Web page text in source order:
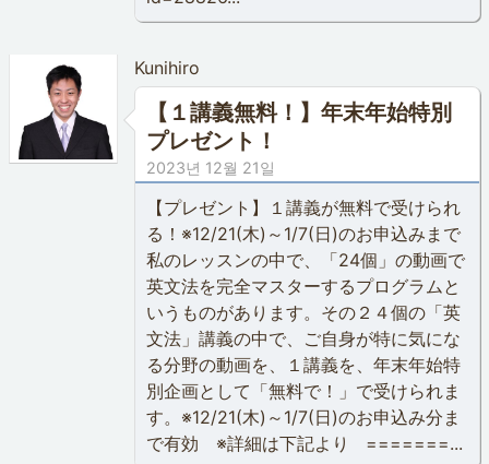
Kunihiro
【１講義無料！】年末年始特別
プレゼント！
2023년 12월 21일
【プレゼント】１講義が無料で受けられ
る！※12/21(木)～1/7(日)のお申込みまで
私のレッスンの中で、「24個」の動画で
英文法を完全マスターするプログラムと
いうものがあります。その２４個の「英
文法」講義の中で、ご自身が特に気にな
る分野の動画を、１講義を、年末年始特
別企画として「無料で！」で受けられま
す。※12/21(木)～1/7(日)のお申込み分ま
で有効 ※詳細は下記より =======...